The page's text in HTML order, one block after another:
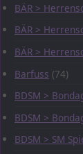
BÄR >
BÄR >
BÄR >
Barfuss (74)
BDSM >
BDSM >
BDSM > SM